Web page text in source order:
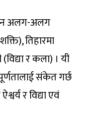
अलग-अलग
तिहारमा
(विद्या र कला) । यी
संकेत गर्छ
र विद्या एवं